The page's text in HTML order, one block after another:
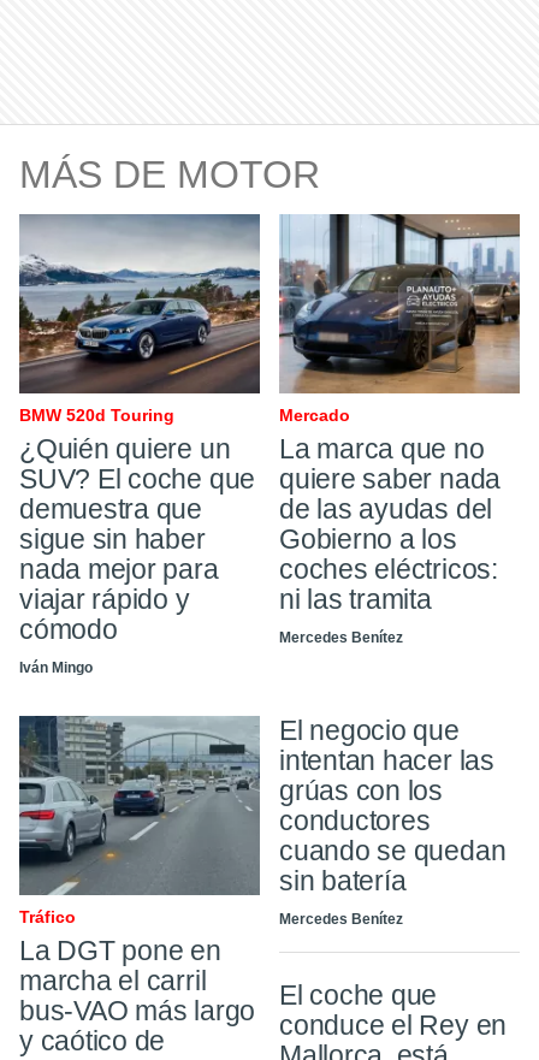
MÁS DE MOTOR
BMW 520d Touring
¿Quién quiere un
SUV? El coche que
demuestra que
sigue sin haber
nada mejor para
viajar rápido y
cómodo
Iván Mingo
Mercado
La marca que no
quiere saber nada
de las ayudas del
Gobierno a los
coches eléctricos:
ni las tramita
Mercedes Benítez
Tráfico
La DGT pone en
marcha el carril
bus-VAO más largo
y caótico de
El negocio que
intentan hacer las
grúas con los
conductores
cuando se quedan
sin batería
Mercedes Benítez
El coche que
conduce el Rey en